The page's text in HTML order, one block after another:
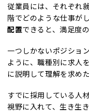
従業員には、それぞれ
階でどのような仕事が
配置できると、満足度
一つしかないポジショ
ように、職種別に求人
に説明して理解を求め
すでに採用している人
視野に入れて、生き生